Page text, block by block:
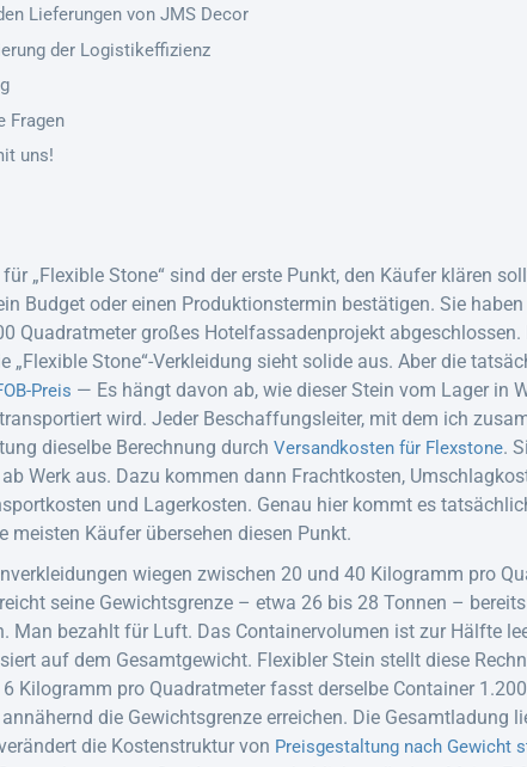
Lieferungen von JMS Decor
der Logistikeffizienz
Fragen
uns!
„Flexible Stone“ sind der erste Punkt, den Käufer klären
Budget oder einen Produktionstermin bestätigen. Sie haben
Quadratmeter großes Hotelfassadenprojekt abgeschlossen.
„Flexible Stone“-Verkleidung sieht solide aus. Aber die
Preis — Es hängt davon ab, wie dieser Stein vom Lager in
wird. Jeder Beschaffungsleiter, mit dem ich
dieselbe Berechnung durch Versandkosten für Flexstone.
Werk aus. Dazu kommen dann Frachtkosten,
und Lagerkosten. Genau hier kommt es
meisten Käufer übersehen diesen Punkt.
wiegen zwischen 20 und 40 Kilogramm pro
seine Gewichtsgrenze – etwa 26 bis 28 Tonnen –
Man bezahlt für Luft. Das Containervolumen ist zur Hälfte
auf dem Gesamtgewicht. Flexibler Stein stellt diese
Kilogramm pro Quadratmeter fasst derselbe Container
die Gewichtsgrenze erreichen. Die Gesamtladung
die Kostenstruktur von Preisgestaltung nach Gewicht